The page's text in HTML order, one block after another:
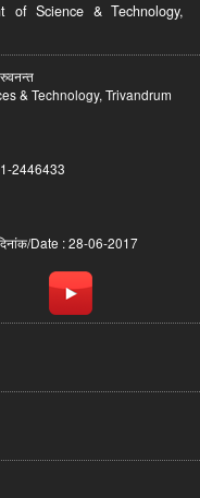
of Science & Technology,
& Technology, Trivandrum
2446433
Date : 28-06-2017